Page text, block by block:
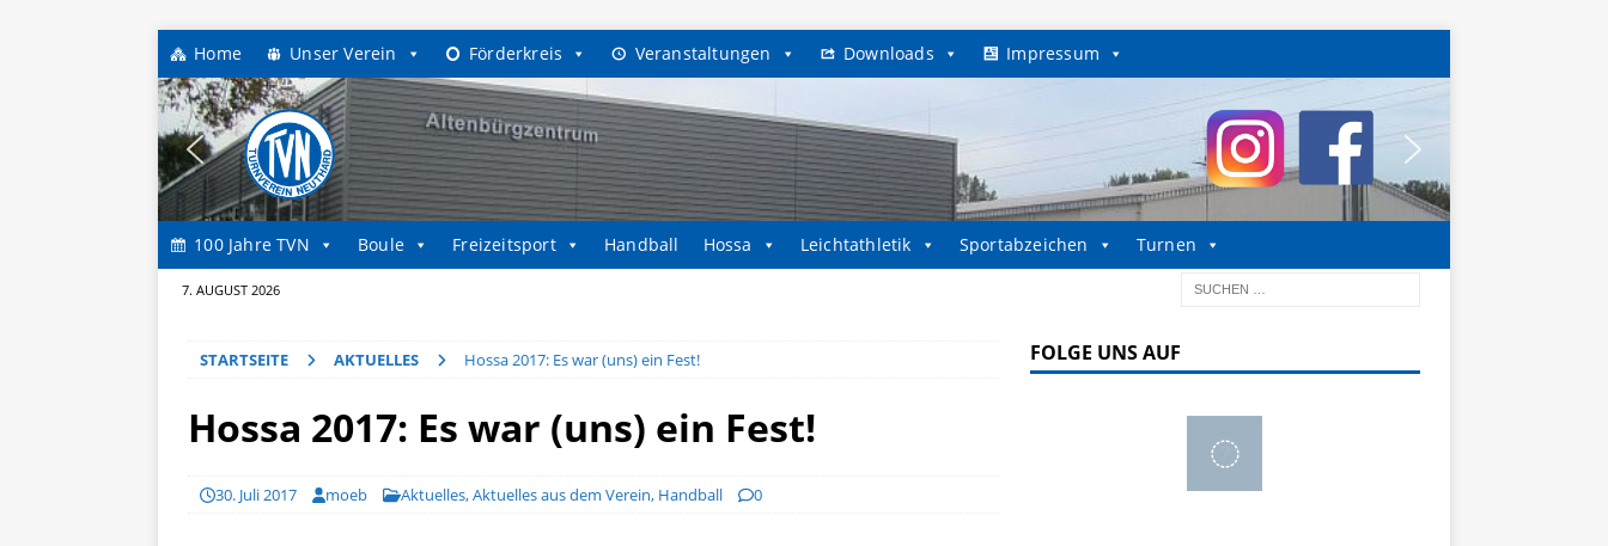
Home Unser Verein Förderkreis Veranstaltungen Downloads Impressum
100 Jahre TVN Boule Freizeitsport Handball Hossa Leichtathletik Sportabzeichen Turnen
7. AUGUST 2026
STARTSEITE AKTUELLES Hossa 2017: Es war (uns) ein Fest!
Hossa 2017: Es war (uns) ein Fest!
30. Juli 2017 moeb Aktuelles,Aktuelles aus dem Verein, Handball 0
FOLGE UNS AUF